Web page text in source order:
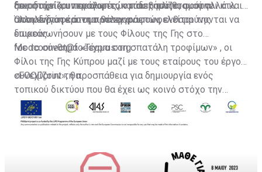
δωρητών και παραληπτών που βασίζεται στην
αλληλεγγύη και τη προσφορά.
ξενοδοχεία, υπεραγορές, καταστήματα, φούρνοι κτλ.
που στηρίζουν ευάλωτες ομάδες πληθυσμού αλλά και
οποιοδήποτε άτομο θέλει αν επωφελείται της
δωρεάς.
Όσοι ενδιαφέρονται να εγγραφούν, ενθαρρύνονται να
επικοινωνήσουν με τους Φίλους της Γης στο
foodcoonect@foecyprus.org .
Με το σύνθημα «Τέρμα στη σπατάλη τροφίμων» , οι
Φίλοι της Γης Κύπρου μαζί με τους εταίρους του έργου
«FOODprint», θα
συνεχίζουν τη προσπάθεια για δημιουργία ενός
τοπικού δικτύου που θα έχει ως κοινό στόχο την
ανταλλαγή βέλτιστων πρακτικών και την στήριξη
όσον αφορά τη δωρεά τροφίμων.